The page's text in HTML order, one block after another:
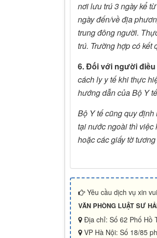
nơi lưu trú 3 ngày kể
ngày đến/về địa
trung đông người.
trú. Trường hợp có
6. Đối với người
cách ly y tế khi thực
hướng dẫn của Bộ Y
Bộ Y tế cũng quy
tại nước ngoài thì việc
hoặc các giấy tờ
Yêu cầu dịch vụ xin
VĂN PHÒNG LUẬT SƯ
Địa chỉ: Số 62 Phố Hồ
VP Hà Nội: Số 18/85